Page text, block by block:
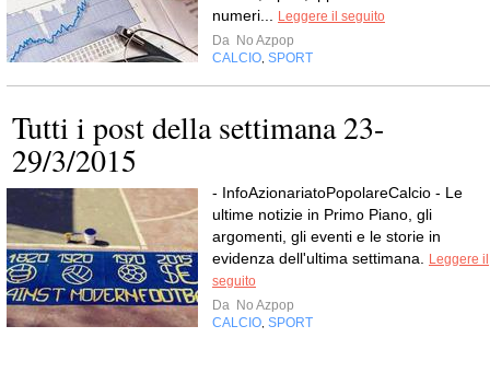
numeri...
Leggere il seguito
Da No Azpop
CALCIO SPORT
Tutti i post della settimana 23-
29/3/2015
- InfoAzionariatoPopolareCalcio - Le
ultime notizie in Primo Piano, gli
argomenti, gli eventi e le storie in
evidenza dell'ultima settimana.
Leggere il
seguito
Da No Azpop
CALCIO SPORT